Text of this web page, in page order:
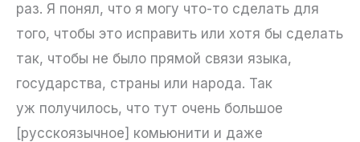
раз. Я понял, что я могу что-то сделать для
того, чтобы это исправить или хотя бы сделать
так, чтобы не было прямой связи языка,
государства, страны или народа. Так
уж получилось, что тут очень большое
[русскоязычное] комьюнити и даже